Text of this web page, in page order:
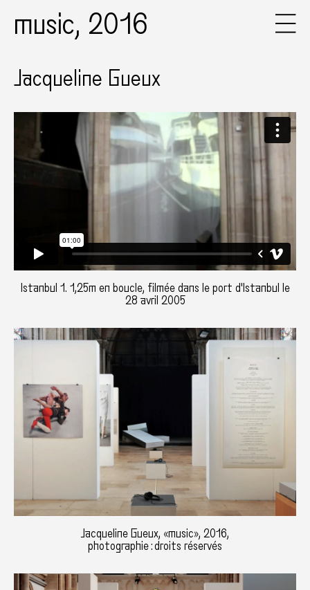
music, 2016
Jacqueline Gueux
Istanbul 1. 1,25m en boucle, filmée dans le port d'Istanbul le
28 avril 2005
Jacqueline Gueux, «music», 2016,
photographie : droits réservés